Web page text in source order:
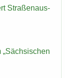
Stra­ßen­aus­